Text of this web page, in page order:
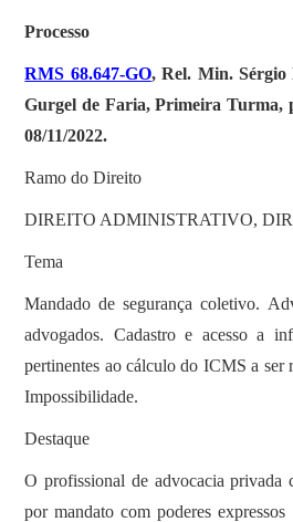
Processo
RMS 68.647-GO, Rel. Min.
Gurgel de Faria, Primeira Turma,
08/11/2022.
Ramo do Direito
DIREITO ADMINISTRATIVO,
Tema
Mandado de segurança coletivo.
advogados. Cadastro e acesso a
pertinentes ao cálculo do ICMS a ser
Impossibilidade.
Destaque
O profissional de advocacia privada
por mandato com poderes